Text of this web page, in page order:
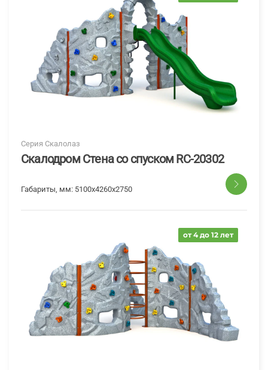
Серия Скалолаз
Скалодром Стена со спуском RC-20302
Габариты, мм: 5100х4260х2750
от 4 до 12 лет